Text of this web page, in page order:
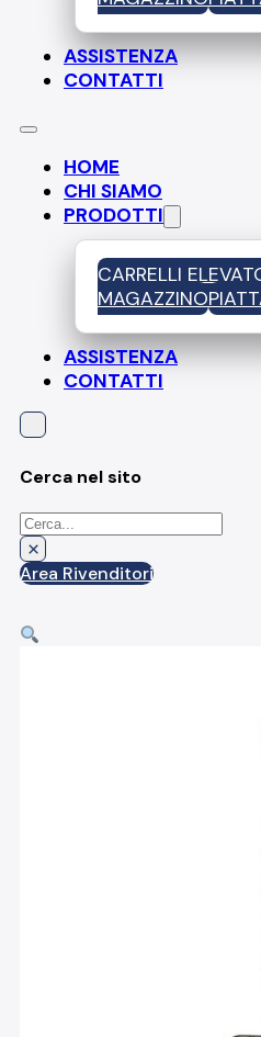
ASSISTENZA
CONTATTI
HOME
CHI SIAMO
PRODOTTI
CARRELLI
MAGAZZINO
ASSISTENZA
CONTATTI
Cerca nel sito
Cerca
×
Area Rivenditori